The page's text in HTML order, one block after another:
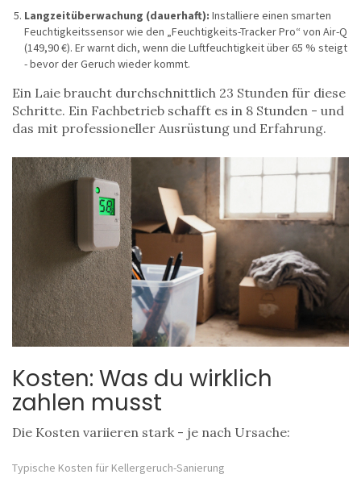
Langzeitüberwachung (dauerhaft): Installiere einen smarten
Feuchtigkeitssensor wie den „Feuchtigkeits-Tracker Pro“ von Air-Q
(149,90 €). Er warnt dich, wenn die Luftfeuchtigkeit über 65 % steigt
- bevor der Geruch wieder kommt.
Ein Laie braucht durchschnittlich 23 Stunden für diese
Schritte. Ein Fachbetrieb schafft es in 8 Stunden - und
das mit professioneller Ausrüstung und Erfahrung.
Kosten: Was du wirklich
zahlen musst
Die Kosten variieren stark - je nach Ursache:
Typische Kosten für Kellergeruch-Sanierung